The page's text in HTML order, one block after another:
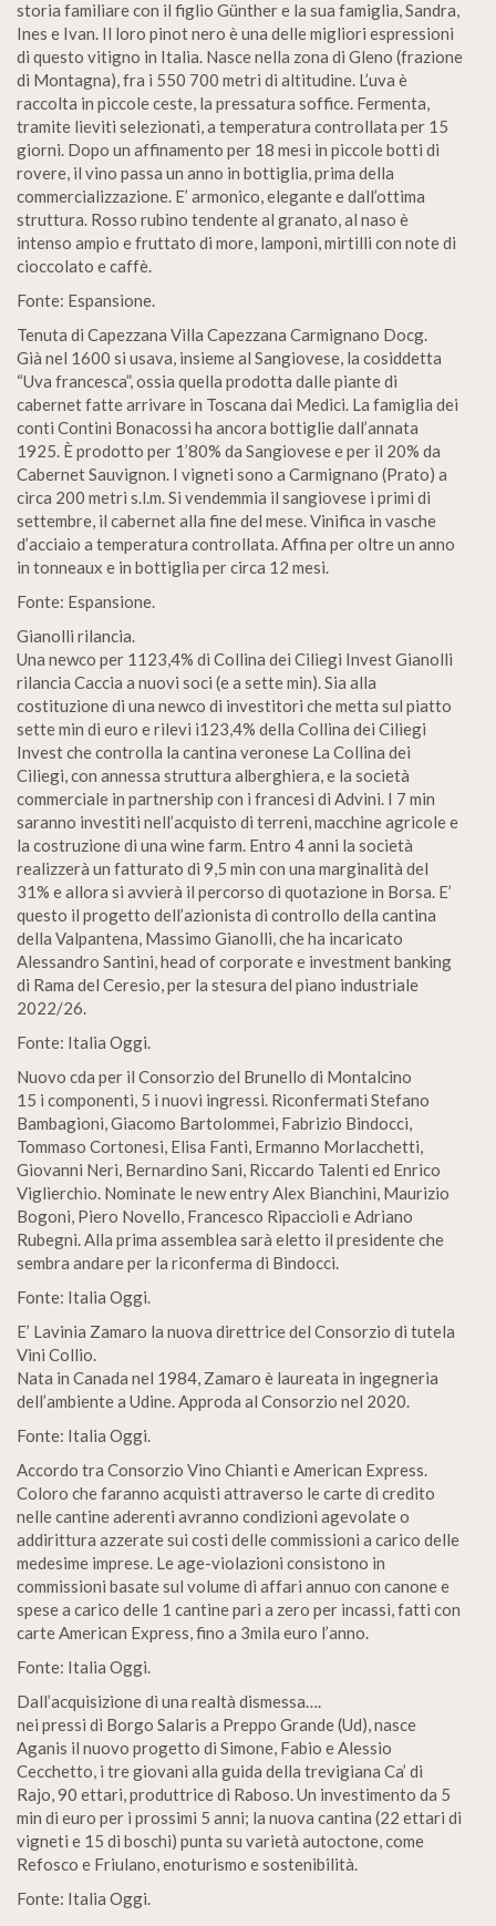
storia familiare con il figlio Günther e la sua famiglia, Sandra,
Ines e Ivan. Il loro pinot nero è una delle migliori espressioni
di questo vitigno in Italia. Nasce nella zona di Gleno (frazione
di Montagna), fra i 550 700 metri di altitudine. L’uva è
raccolta in piccole ceste, la pressatura soffice. Fermenta,
tramite lieviti selezionati, a temperatura controllata per 15
giorni. Dopo un affinamento per 18 mesi in piccole botti di
rovere, il vino passa un anno in bottiglia, prima della
commercializzazione. E’ armonico, elegante e dall’ottima
struttura. Rosso rubino tendente al granato, al naso è
intenso ampio e fruttato di more, lamponi, mirtilli con note di
cioccolato e caffè.
Fonte: Espansione.
Tenuta di Capezzana Villa Capezzana Carmignano Docg.
Già nel 1600 si usava, insieme al Sangiovese, la cosiddetta
“Uva francesca”, ossia quella prodotta dalle piante di
cabernet fatte arrivare in Toscana dai Medici. La famiglia dei
conti Contini Bonacossi ha ancora bottiglie dall’annata
1925. È prodotto per 1’80% da Sangiovese e per il 20% da
Cabernet Sauvignon. I vigneti sono a Carmignano (Prato) a
circa 200 metri s.l.m. Si vendemmia il sangiovese i primi di
settembre, il cabernet alla fine del mese. Vinifica in vasche
d’acciaio a temperatura controllata. Affina per oltre un anno
in tonneaux e in bottiglia per circa 12 mesi.
Fonte: Espansione.
Gianolli rilancia.
Una newco per 1123,4% di Collina dei Ciliegi Invest Gianolli
rilancia Caccia a nuovi soci (e a sette min). Sia alla
costituzione di una newco di investitori che metta sul piatto
sette min di euro e rilevi i123,4% della Collina dei Ciliegi
Invest che controlla la cantina veronese La Collina dei
Ciliegi, con annessa struttura alberghiera, e la società
commerciale in partnership con i francesi di Advini. I 7 min
saranno investiti nell’acquisto di terreni, macchine agricole e
la costruzione di una wine farm. Entro 4 anni la società
realizzerà un fatturato di 9,5 min con una marginalità del
31% e allora si avvierà il percorso di quotazione in Borsa. E’
questo il progetto dell’azionista di controllo della cantina
della Valpantena, Massimo Gianolli, che ha incaricato
Alessandro Santini, head of corporate e investment banking
di Rama del Ceresio, per la stesura del piano industriale
2022/26.
Fonte: Italia Oggi.
Nuovo cda per il Consorzio del Brunello di Montalcino
15 i componenti, 5 i nuovi ingressi. Riconfermati Stefano
Bambagioni, Giacomo Bartolommei, Fabrizio Bindocci,
Tommaso Cortonesi, Elisa Fanti, Ermanno Morlacchetti,
Giovanni Neri, Bernardino Sani, Riccardo Talenti ed Enrico
Viglierchio. Nominate le new entry Alex Bianchini, Maurizio
Bogoni, Piero Novello, Francesco Ripaccioli e Adriano
Rubegni. Alla prima assemblea sarà eletto il presidente che
sembra andare per la riconferma di Bindocci.
Fonte: Italia Oggi.
E’ Lavinia Zamaro la nuova direttrice del Consorzio di tutela
Vini Collio.
Nata in Canada nel 1984, Zamaro è laureata in ingegneria
dell’ambiente a Udine. Approda al Consorzio nel 2020.
Fonte: Italia Oggi.
Accordo tra Consorzio Vino Chianti e American Express.
Coloro che faranno acquisti attraverso le carte di credito
nelle cantine aderenti avranno condizioni agevolate o
addirittura azzerate sui costi delle commissioni a carico delle
medesime imprese. Le age-violazioni consistono in
commissioni basate sul volume di affari annuo con canone e
spese a carico delle 1 cantine pari a zero per incassi, fatti con
carte American Express, fino a 3mila euro l’anno.
Fonte: Italia Oggi.
Dall’acquisizione di una realtà dismessa….
nei pressi di Borgo Salaris a Preppo Grande (Ud), nasce
Aganis il nuovo progetto di Simone, Fabio e Alessio
Cecchetto, i tre giovani alla guida della trevigiana Ca’ di
Rajo, 90 ettari, produttrice di Raboso. Un investimento da 5
min di euro per i prossimi 5 anni; la nuova cantina (22 ettari di
vigneti e 15 di boschi) punta su varietà autoctone, come
Refosco e Friulano, enoturismo e sostenibilità.
Fonte: Italia Oggi.